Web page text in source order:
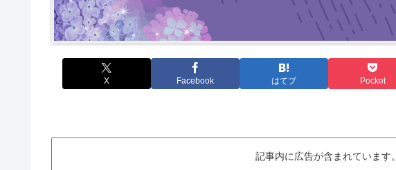
X Facebook はてブ Pocket
記事内に広告が含まれています。